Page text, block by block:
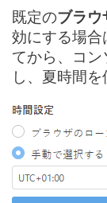
既定のブラウ
効にする場合
てから、コ
し、夏時間